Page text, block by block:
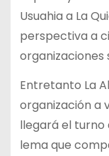
Usuahia a La
perspectiva a
organizaciones
Entretanto La
organización a
llegará el turno
lema que